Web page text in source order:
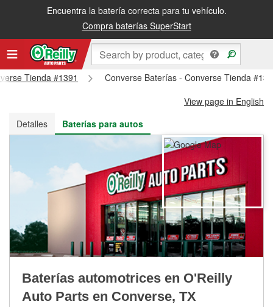
Encuentra la batería correcta para tu vehículo.
Compra baterías SuperStart
Recibe tu orden gratis al día siguiente o recógela en la tienda
Tienda #1391
Converse Baterías - Converse Tienda
View page in English
Detalles
Baterías para autos
Baterías automotrices en O'Reilly
Auto Parts en Converse, TX